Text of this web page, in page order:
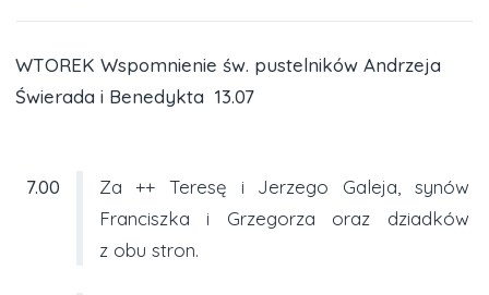
WTOREK Wspomnienie św. pustelników Andrzeja
Świerada i Benedykta 13.07
7.00
Za ++ Teresę i Jerzego Galeja, synów
Franciszka i Grzegorza oraz dziadków
z obu stron.